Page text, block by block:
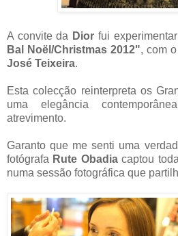
A convite da Dior fui
Bal Noël/Christmas 2012", com
José Teixeira.
Esta colecção reinterpreta os
uma elegância
atrevimento.
Garanto que me senti uma
fotógrafa Rute Obadiacaptou
numa sessão fotográfica que